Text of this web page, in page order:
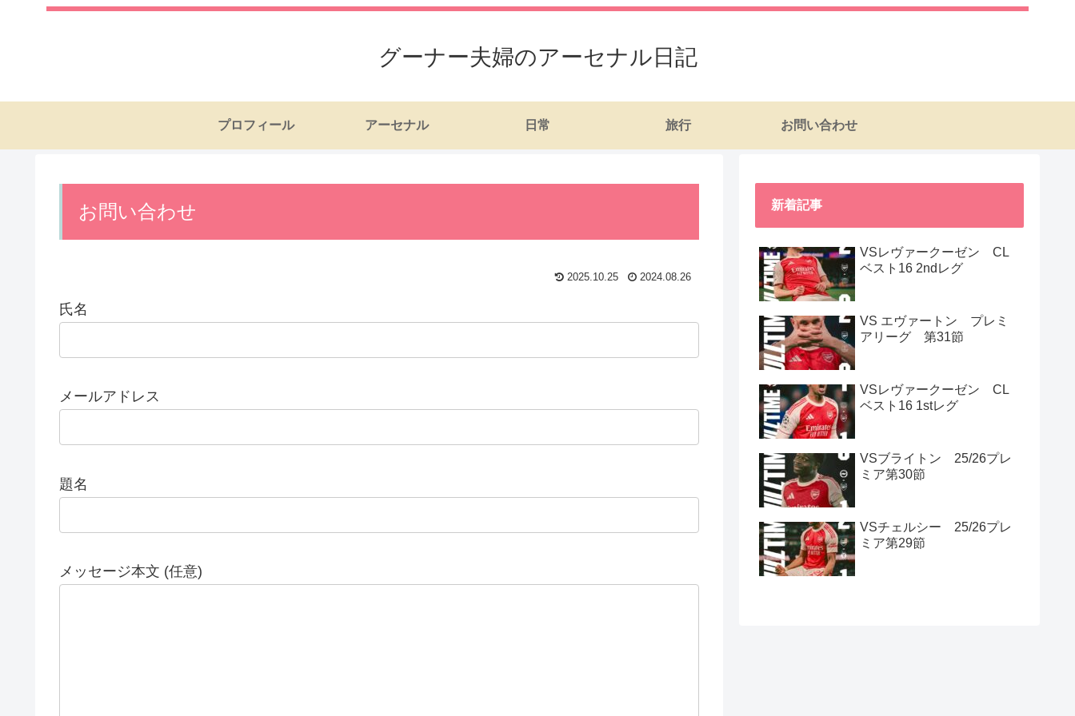
グーナー夫婦のアーセナル日記
プロフィール アーセナル 日常 旅行 お問い合わせ
お問い合わせ
2025.10.25 2024.08.26
氏名
メールアドレス
題名
メッセージ本文 (任意)
新着記事
VSレヴァークーゼン CL
ベスト16 2ndレグ
VS エヴァートン プレミ
アリーグ 第31節
VSレヴァークーゼン CL
ベスト16 1stレグ
VSブライトン 25/26プレ
ミア第30節
VSチェルシー 25/26プレ
ミア第29節